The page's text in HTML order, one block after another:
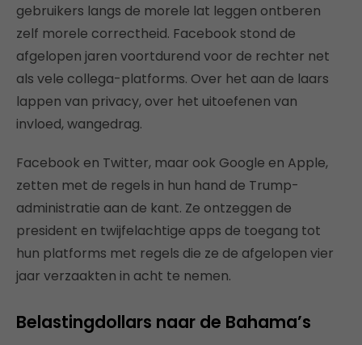
gebruikers langs de morele lat leggen ontberen
zelf morele correctheid. Facebook stond de
afgelopen jaren voortdurend voor de rechter net
als vele collega-platforms. Over het aan de laars
lappen van privacy, over het uitoefenen van
invloed, wangedrag.
Facebook en Twitter, maar ook Google en Apple,
zetten met de regels in hun hand de Trump-
administratie aan de kant. Ze ontzeggen de
president en twijfelachtige apps de toegang tot
hun platforms met regels die ze de afgelopen vier
jaar verzaakten in acht te nemen.
Belastingdollars naar de Bahama’s